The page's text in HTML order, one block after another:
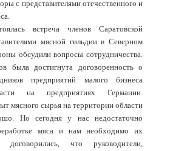
с представителями отечественного и
встреча членов Саратовской
мясной гильдии в Северном
обсудили вопросы сотрудничества.
была достигнута договоренность о
предприятий малого бизнеса
на предприятиях Германии.
мясного сырья на территории области
Но сегодня у нас недостаточно
мяса и нам необходимо их
что руководители,